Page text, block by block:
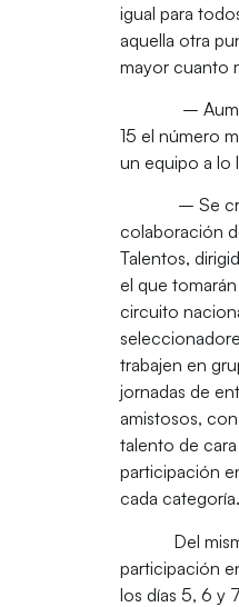
igual para
aquella otra
mayor cuanto
–
15 el número
un equipo a lo
– Se
colaboración
Talentos,
el que
circuito
trabajen en
jornadas de
amistosos,
talento de
participación
cada categoría.
Del
participación
los días 5, 6 y